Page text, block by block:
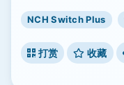
NCH Switch Plus
打赏 收藏